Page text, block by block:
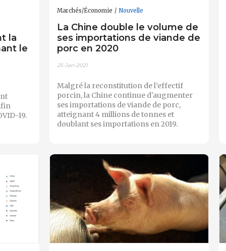
la
le
19.
Marchés/Économie Nouvelle
La Chine double le volume de
ses importations de viande de
porc en 2020
25-Jan-2021
Malgré la reconstitution de l’effectif
porcin, la Chine continue d'augmenter
ses importations de viande de porc,
atteignant 4 millions de tonnes et
doublant ses importations en 2019.